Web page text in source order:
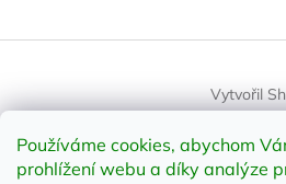
Používáme cookies, abychom
prohlížení webu a díky analýze
Vytvořil
Copyright 2026 element-shop.cz
.